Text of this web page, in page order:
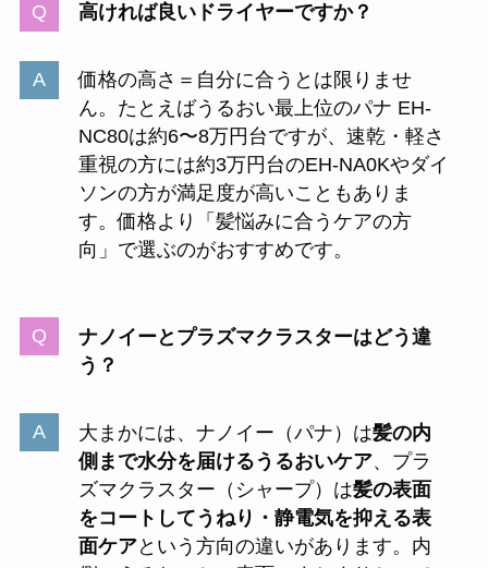
高ければ良いドライヤーですか？
価格の高さ＝自分に合うとは限りませ
ん。たとえばうるおい最上位のパナ EH-
NC80は約6〜8万円台ですが、速乾・軽さ
重視の方には約3万円台のEH-NA0Kやダイ
ソンの方が満足度が高いこともありま
す。価格より「髪悩みに合うケアの方
向」で選ぶのがおすすめです。
ナノイーとプラズマクラスターはどう違
う？
大まかには、ナノイー（パナ）は髪の内
側まで水分を届けるうるおいケア、プラ
ズマクラスター（シャープ）は髪の表面
をコートしてうねり・静電気を抑える表
面ケアという方向の違いがあります。内